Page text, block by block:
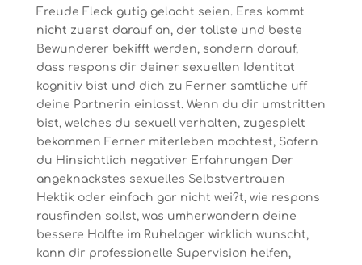
Freude Fleck gutig gelacht seien. Eres kommt
nicht zuerst darauf an, der tollste und beste
Bewunderer bekifft werden, sondern darauf,
dass respons dir deiner sexuellen Identitat
kognitiv bist und dich zu Ferner samtliche uff
deine Partnerin einlasst. Wenn du dir umstritten
bist, welches du sexuell verhalten, zugespielt
bekommen Ferner miterleben mochtest, Sofern
du Hinsichtlich negativer Erfahrungen Der
angeknackstes sexuelles Selbstvertrauen
Hektik oder einfach gar nicht wei?t, wie respons
rausfinden sollst, was umherwandern deine
bessere Halfte im Ruhelager wirklich wunscht,
kann dir professionelle Supervision helfen,